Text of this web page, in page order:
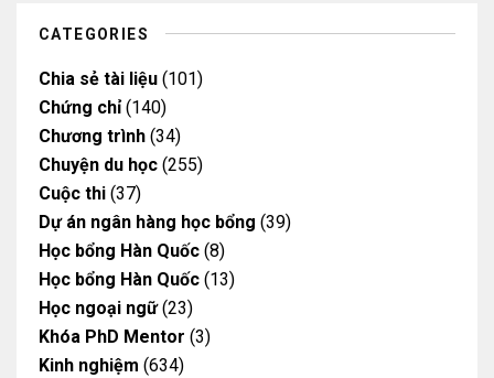
m
CATEGORIES
Chia sẻ tài liệu (101)
Chứng chỉ(140)
Chương trình (34)
Chuyện du học (255)
Cuộc thi (37)
Dự án ngân hàng học bổng (39)
Học bổng Hàn Quốc (8)
Học bổng Hàn Quốc (13)
Học ngoại ngữ(23)
Khóa PhD Mentor (3)
Kinh nghiệm (634)